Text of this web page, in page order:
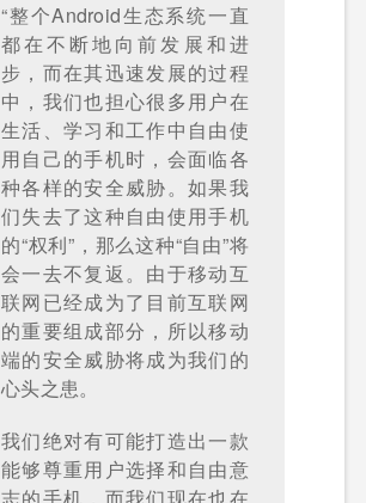
“整个Android生态系统一直
都在不断地向前发展和进
步，而在其迅速发展的过程
中，我们也担心很多用户在
生活、学习和工作中自由使
用自己的手机时，会面临各
种各样的安全威胁。如果我
们失去了这种自由使用手机
的“权利”，那么这种“自由”将
会一去不复返。由于移动互
联网已经成为了目前互联网
的重要组成部分，所以移动
端的安全威胁将成为我们的
心头之患。
我们绝对有可能打造出一款
能够尊重用户选择和自由意